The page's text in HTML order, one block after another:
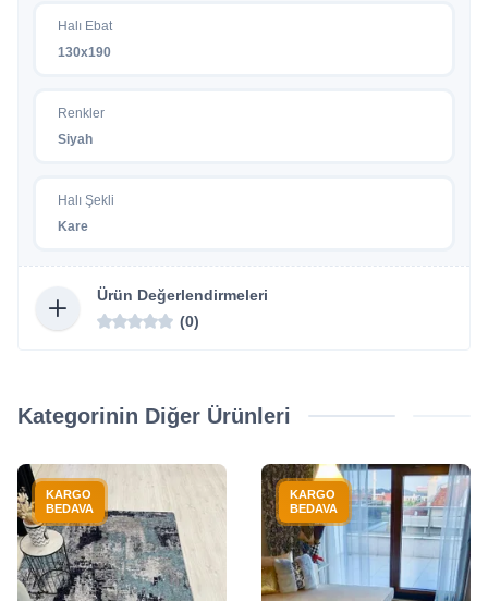
Halı Ebat
130x190
Renkler
Siyah
Halı Şekli
Kare
Ürün Değerlendirmeleri
(0)
Kategorinin Diğer Ürünleri
KARGO
BEDAVA
KARGO
BEDAVA